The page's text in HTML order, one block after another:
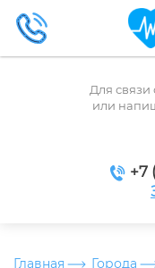
Для связи
или
+7
Главная Города